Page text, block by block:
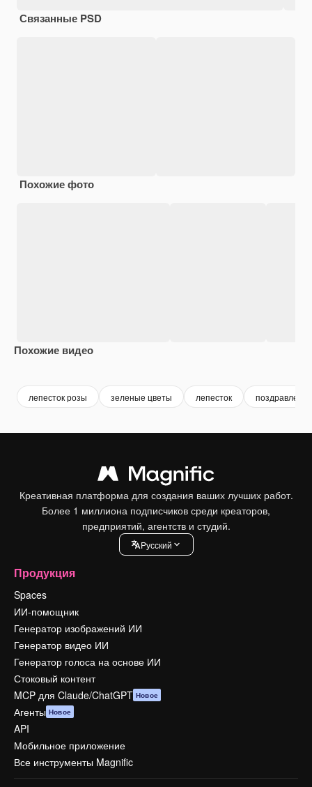
Связанные PSD
Похожие фото
Похожие видео
лепесток розы зеленые цветы лепесток
Креативная платформа для создания ваших лучших работ.
Более 1 миллиона подписчиков среди креаторов,
предприятий, агентств и студий.
Pусский
Продукция
Spaces
ИИ-помощник
Генератор изображений ИИ
Генератор видео ИИ
Генератор голоса на основе ИИ
Стоковый контент
MCP для Claude/ChatGPT Новое
Агенты Новое
API
Мобильное приложение
Все инструменты Magnific